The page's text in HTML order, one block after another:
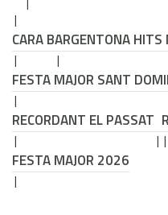
CARA BARGENTONA HITS
FESTA MAJOR SANT
RECORDANT EL PASSAT
FESTA MAJOR 2026